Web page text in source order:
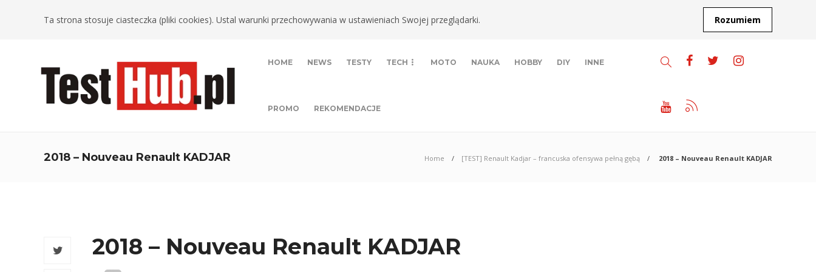
Ta strona stosuje ciasteczka (pliki cookies). Ustal warunki przechowywania w ustawieniach Swojej przeglądarki. Rozumiem
HOME NEWS TESTY TECH MOTO NAUKA HOBBY DIY INNE
PROMO REKOMENDACJE
2018 – Nouveau Renault KADJAR Home [TEST] Renault Kadjar – francuska ofensywa pełną gębą 2018 – Nouveau Renault KADJAR
2018 – Nouveau Renault KADJAR